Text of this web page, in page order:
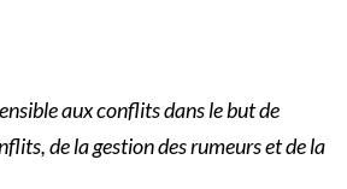
aux conflits dans le but de
de la gestion des rumeurs et de la